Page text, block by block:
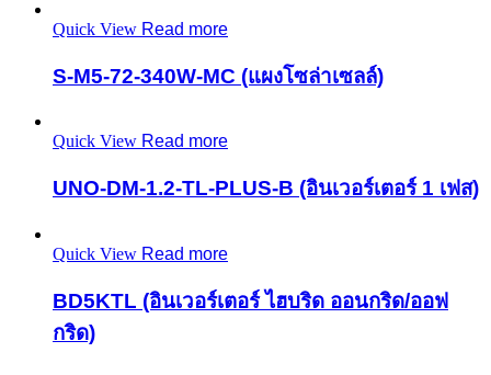
Quick View Read more
S-M5-72-340W-MC (แผงโซล่าเซลล์)
Quick View Read more
UNO-DM-1.2-TL-PLUS-B (อินเวอร์เตอร์ 1 เฟส)
Quick View Read more
BD5KTL (อินเวอร์เตอร์ ไฮบริด ออนกริด/ออฟ
กริด)